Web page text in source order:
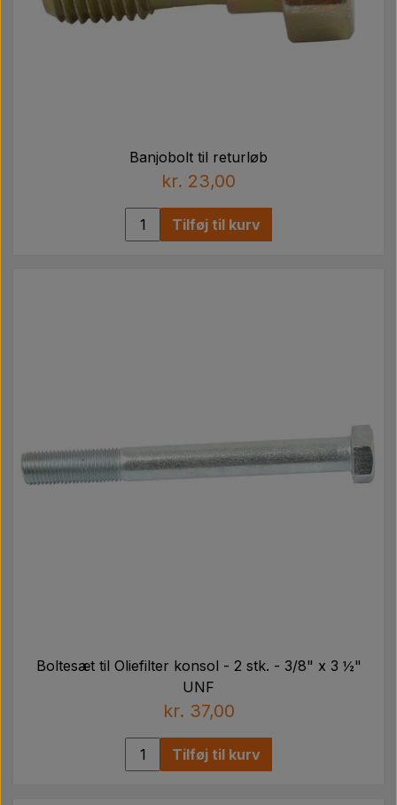
Banjobolt til returløb
kr. 23,00
Tilføj til kurv
Boltesæt til Oliefilter konsol - 2 stk. - 3/8" x 3 ½"
UNF
kr. 37,00
Tilføj til kurv